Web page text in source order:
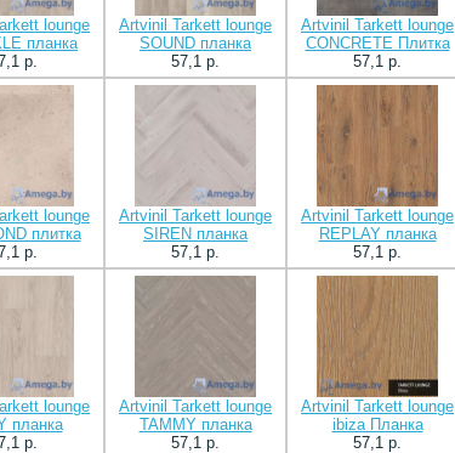
lounge
планка
p.
Artvinil Tarkett lounge
SOUND планка
57,1 p.
Artvinil Tarkett lounge
CONCRETE Плитка
57,1 p.
lounge
плитка
p.
Artvinil Tarkett lounge
SIREN планка
57,1 p.
Artvinil Tarkett lounge
REPLAY планка
57,1 p.
lounge
планка
p.
Artvinil Tarkett lounge
TAMMY планка
57,1 p.
Artvinil Tarkett lounge
ibiza Планка
57,1 p.